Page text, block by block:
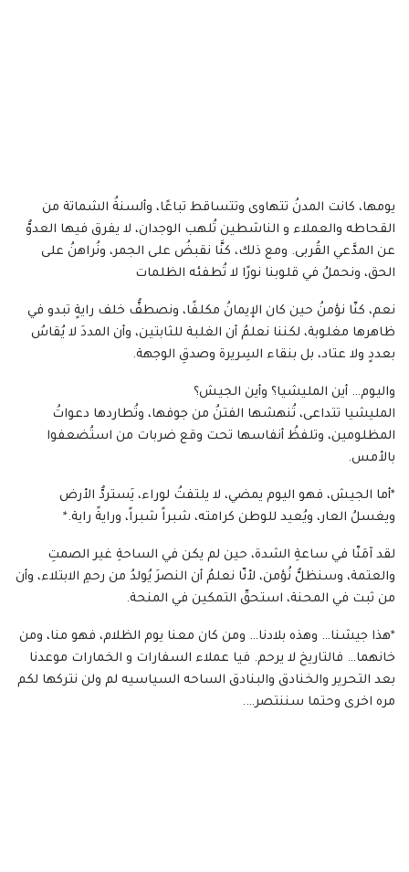
يومها، كانت المدنُ تتهاوى وتتساقط تباعًا، وألسنةُ الشماتة من
القحاطه والعملاء و الناشطين تُلهب الوجدان، لا يفرق فيها العدوُّ
عن المدَّعي القُربى. ومع ذلك، كنَّا نقبضُ على الجمر، ونُراهنُ على
الحق، ونحملُ في قلوبنا نورًا لا تُطفئه الظلمات
نعم، كنّا نؤمنُ حين كان الإيمانُ مكلفًا، ونصطفُّ خلف رايةٍ تبدو في
ظاهرها مغلوبة، لكننا نعلمُ أن الغلبة للثابتين، وأن المددَ لا يُقاسُ
بعددٍ ولا عتاد، بل بنقاء السِريرة وصدقِ الوجهة.
واليوم… أين المليشيا؟ وأين الجيش؟
المليشيا تتداعى، تُنهشها الفتنُ من جوفها، وتُطاردها دعواتُ
المظلومين، وتلفظُ أنفاسها تحت وقع ضربات من استُضعفوا
بالأمس.
*أما الجيش، فهو اليوم يمضي، لا يلتفتُ لوراء، يَستردُّ الأرض
ويغسلُ العار، ويُعيد للوطن كرامته، شبراً شبراً، ورايةً راية.*
لقد آمَنّا في ساعةِ الشدة، حين لم يكن في الساحةِ غير الصمتِ
والعتمة، وسنظلُّ نُؤمن، لأنّا نعلمُ أن النصرَ يُولدُ من رحمِ الابتلاء، وأن
من ثبت في المحنة، استحقّ التمكين في المنحة.
*هذا جيشنا… وهذه بلادنا… ومن كان معنا يوم الظلام، فهو منا، ومن
خانهما… فالتاريخ لا يرحم. فيا عملاء السفارات و الخمارات موعدنا
بعد التحرير والخنادق والبنادق الساحه السياسيه لم ولن نتركها لكم
مره اخرى وحتما سننتصر….